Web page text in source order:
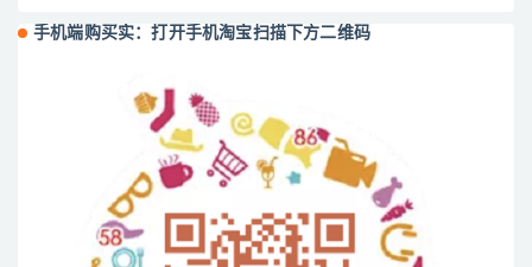
手机端购买实：打开手机淘宝扫描下方二维码